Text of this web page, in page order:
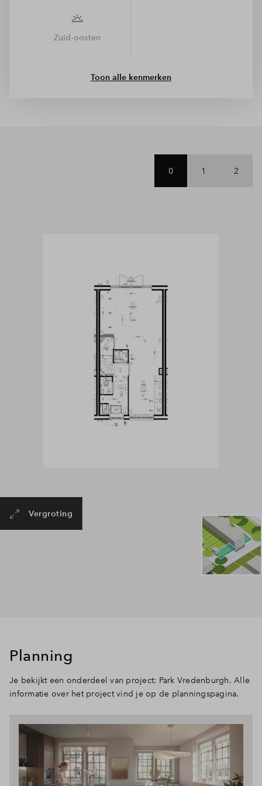
Zuid-oosten
Toon alle kenmerken
0 1 2
Vergroting
Planning
Je bekijkt een onderdeel van project: Park Vredenburgh. Alle
informatie over het project vind je op de planningspagina.